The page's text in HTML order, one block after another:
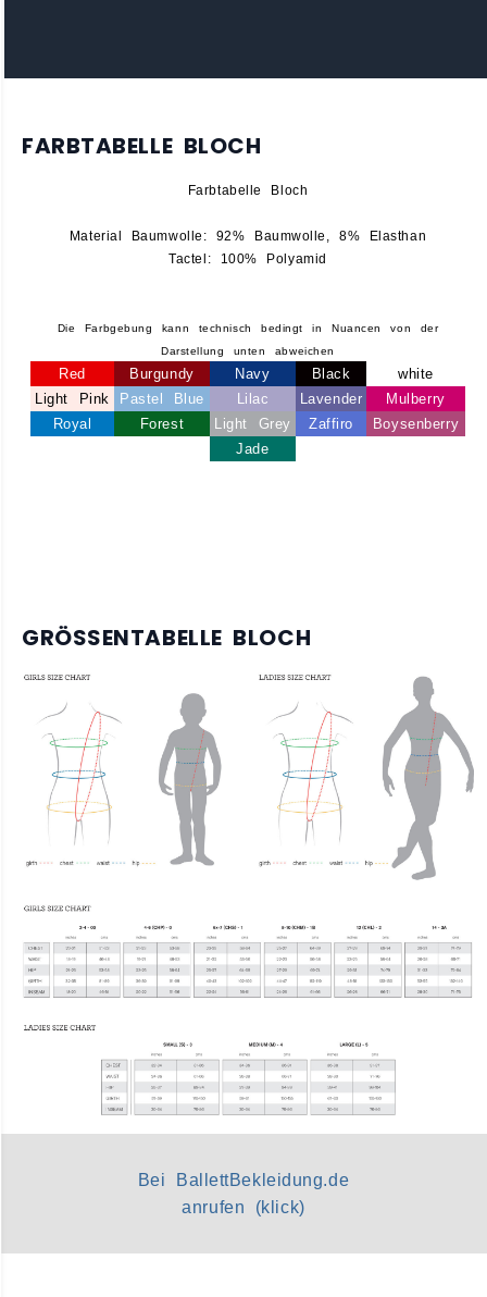
FARBTABELLE BLOCH
Farbtabelle Bloch
Material Baumwolle: 92% Baumwolle, 8% Elasthan
Tactel: 100% Polyamid
Die Farbgebung kann technisch bedingt in Nuancen von der
Darstellung unten abweichen
Red Burgundy Navy Black
white
Light Pink
Pastel Blue Lilac Lavender
Mulberry
Royal
Forest Light Grey Zaffiro
Boysenberry
Jade
GRÖSSENTABELLE BLOCH
Bei BallettBekleidung.de
anrufen (klick)